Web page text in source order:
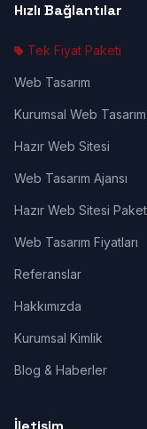
Hızlı Bağlantılar
Tek Fiyat Paketi
Web Tasarım
Kurumsal Web Tasarım
Hazır Web Sitesi
Web Tasarım Ajansı
Hazır Web Sitesi
Web Tasarım Fiyatları
Referanslar
Hakkımızda
Kurumsal Kimlik
Blog & Haberler